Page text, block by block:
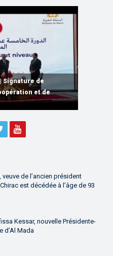
Signature de
et de
Discours de
ministre français
Maroc-France |
veuve de l’ancien président
est décédée à l’âge de 93
Kessar, nouvelle Présidente-
d’Al Mada